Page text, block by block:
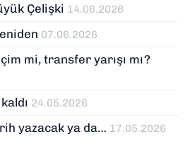
Çelişki 14.06.2026
07.06.2026
mi, transfer yarışı mı?
24.05.2026
yazacak ya da… 17.05.2026